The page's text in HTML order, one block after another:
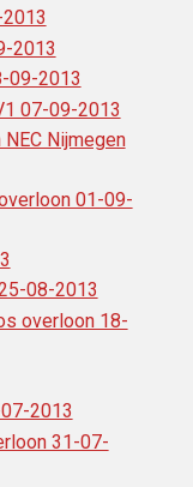
2013
09-2013
07-09-2013
Nijmegen
01-09-
08-2013
overloon 18-
2013
31-07-